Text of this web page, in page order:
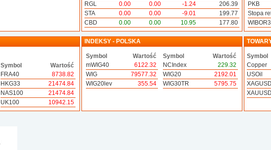
RGL
0.00 0.00 -1.24
206.39
STA
0.00 0.00 -9.01
199.77
CBD
0.00 0.00 10.95 177.80
PKB
Stopa
Symbol
Wartość
FRA40
8738.82
HKG33
21474.84
NAS100
21474.84
UK100
10942.15
INDEKSY - POLSKA
Symbol
Wartość
mWIG40
6122.32
WIG
79577.32
WIG20lev
355.54
Symbol
Wartość
NCIndex
229.32
WIG20
2192.01
WIG30TR
5795.75
Symbol
Copper
USOil
XAGUSD
XAUUSD